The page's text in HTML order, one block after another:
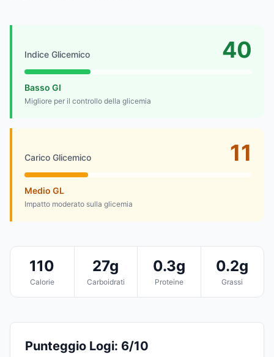
Indice Glicemico 40
Basso GI
Migliore per il controllo della glicemia
Carico Glicemico 11
Medio GL
Impatto moderato sulla glicemia
110
Calorie
27g
Carboidrati
0.3g
Proteine
0.2g
Grassi
Punteggio Logi: 6/10